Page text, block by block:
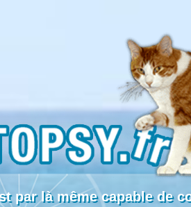
par là même capable de